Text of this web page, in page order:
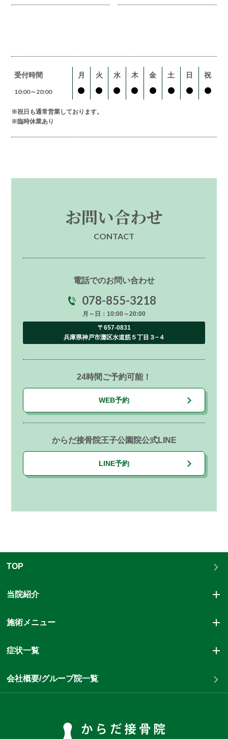
受付時間 月 火 水 木 金 土 日 祝
10:00～20:00
※祝日も通常営業しております。
※臨時休業あり
お問い合わせ
CONTACT
電話でのお問い合わせ
078-855-3218
月～日：10:00～20:00
〒657-0831
兵庫県神戸市灘区水道筋５丁目３−４
24時間ご予約可能！
WEB予約
からだ接骨院王子公園院公式LINE
LINE予約
TOP
当院紹介
施術メニュー
症状一覧
会社概要/グループ院一覧